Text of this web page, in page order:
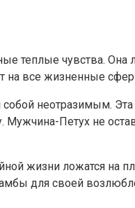
чувства. Она
на все жизненные
неотразимым.
Петух не
жизни ложатся на
для своей